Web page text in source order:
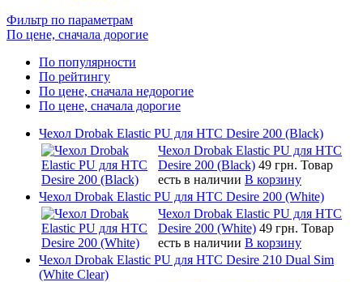
Фильтр по параметрам
По цене, сначала дорогие
По популярности
По рейтингу
По цене, сначала недорогие
По цене, сначала дорогие
Чехол Drobak Elastic PU для HTC Desire 200 (Black)
Чехол Drobak Elastic PU для HTC
Desire 200 (Black) 49 грн. Товар
есть в наличии В корзину
Чехол Drobak Elastic PU для HTC Desire 200 (White)
Чехол Drobak Elastic PU для HTC
Desire 200 (White) 49 грн. Товар
есть в наличии В корзину
Чехол Drobak Elastic PU для HTC Desire 210 Dual Sim
(White Clear)